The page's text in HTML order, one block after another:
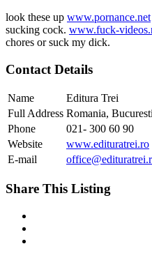
look these up www.pornance.net
sucking cock. www.fuck-
chores or suck my dick.
Contact Details
Name
Editura Trei
Full Address Romania,
Phone
021- 300 60 90
Website
www.edituratrei.ro
E-mail
Share This Listing